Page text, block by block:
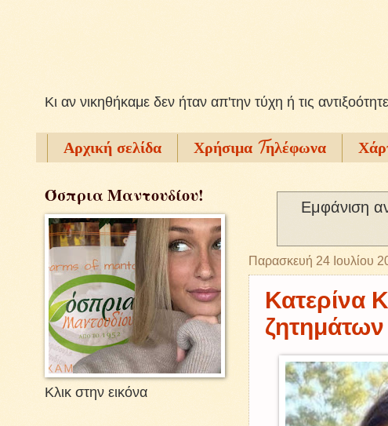
Kι αν νικηθήκαμε δεν ήταν απ'την τύχη ή τις
Αρχική σελίδα Χρήσιμα Tηλέφωνα
Εμφάνιση
Παρασκευή 24 Ιουλίου
Κατερίνα
Όσπρια Μαντουδίου!
Κλικ στην εικόνα